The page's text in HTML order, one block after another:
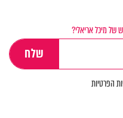
של מיכל אריאלי?
הפרטיות